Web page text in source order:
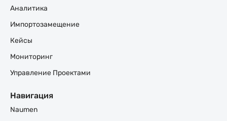
Аналитика
Импортозамещение
Кейсы
Мониторинг
Управление Проектами
Навигация
Naumen